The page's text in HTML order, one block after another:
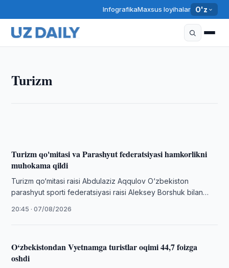
InfografikaMaxsus loyihalar O'z
Turizm
Oʻzbekiston oʻz milliy taomlarini jahon bozoriga
Turizm qo'mitasi va Parashyut federatsiyasi hamkorlikni
muhokama qildi
Turizm qo‘mitasi raisi Abdulaziz Aqqulov O‘zbekiston
parashyut sporti federatsiyasi raisi Aleksey Borshuk bilan
20:45 · 07/08/2026
O‘zbekistondan Vyetnamga turistlar oqimi 44,7 foizga
oshdi